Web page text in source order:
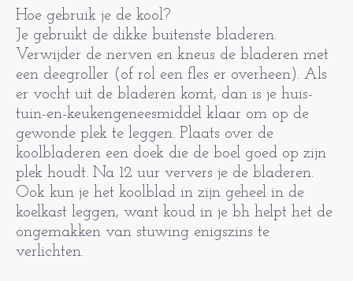
Hoe gebruik je de kool?
Je gebruikt de dikke buitenste bladeren.
Verwijder de nerven en kneus de bladeren met
een deegroller (of rol een fles er overheen). Als
er vocht uit de bladeren komt, dan is je huis-
tuin-en-keukengeneesmiddel klaar om op de
gewonde plek te leggen. Plaats over de
koolbladeren een doek die de boel goed op zijn
plek houdt. Na 12 uur ververs je de bladeren.
Ook kun je het koolblad in zijn geheel in de
koelkast leggen, want koud in je bh helpt het de
ongemakken van stuwing enigszins te
verlichten.